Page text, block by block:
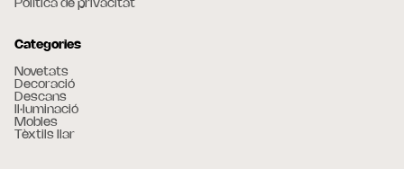
Política de privacitat
Categories
Novetats
Decoració
Descans
Il·luminació
Mobles
Tèxtils llar